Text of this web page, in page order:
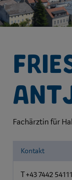
Fachärztin für
Kontakt
T +43 7442 54111